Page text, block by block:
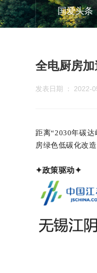
国爱头条
全电厨房
发表日期 ： 2022-
距离“2030年碳
房绿色低碳化改
✦政策驱动✦